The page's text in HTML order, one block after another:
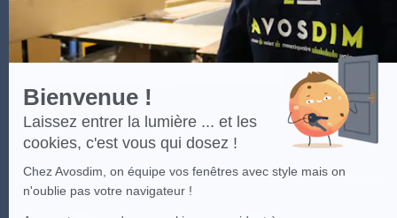
Bienvenue !
Laissez entrer la lumière ... et les
cookies, c'est vous qui dosez !
Chez Avosdim, on équipe vos fenêtres avec style mais on
n'oublie pas votre navigateur !